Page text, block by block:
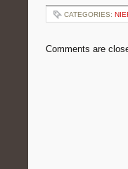
CATEGORIES:
Comments are